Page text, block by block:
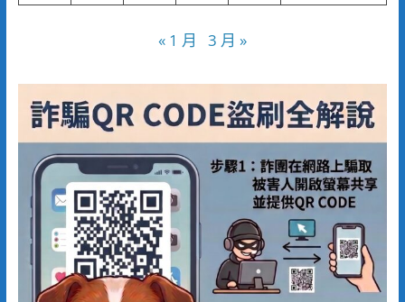
« 1 月 3 月 »